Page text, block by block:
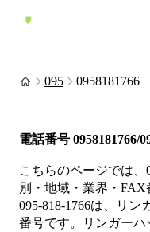
095 0958181766
電話番号 0958181766/
こちらのページでは、
別・地域・業界・FAX
095-818-1766は、 リン
番号です。
リンガー